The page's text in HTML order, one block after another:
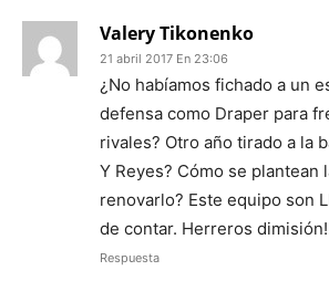
Valery Tikonenko
21 abril 2017 En 23:06
¿No habíamos fichado a un
defensa como Draper para
rivales? Otro año tirado a la
Y Reyes? Cómo se plantean
renovarlo? Este equipo son
de contar. Herreros
Respuesta